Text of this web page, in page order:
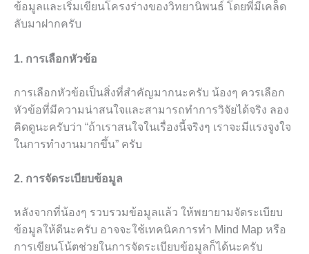
ข้อมูลและเริ่มเขียนโครงร่างของวิทยานิพนธ์ โดยพี่มีเคล็ด
ลับมาฝากครับ
1. การเลือกหัวข้อ
การเลือกหัวข้อเป็นสิ่งที่สำคัญมากนะครับ น้องๆ ควรเลือก
หัวข้อที่มีความน่าสนใจและสามารถทำการวิจัยได้จริง ลอง
คิดดูนะครับว่า “ถ้าเราสนใจในเรื่องนี้จริงๆ เราจะมีแรงจูงใจ
ในการทำงานมากขึ้น” ครับ
2. การจัดระเบียบข้อมูล
หลังจากที่น้องๆ รวบรวมข้อมูลแล้ว ให้พยายามจัดระเบียบ
ข้อมูลให้ดีนะครับ อาจจะใช้เทคนิคการทำ Mind Map หรือ
การเขียนโน้ตช่วยในการจัดระเบียบข้อมูลก็ได้นะครับ